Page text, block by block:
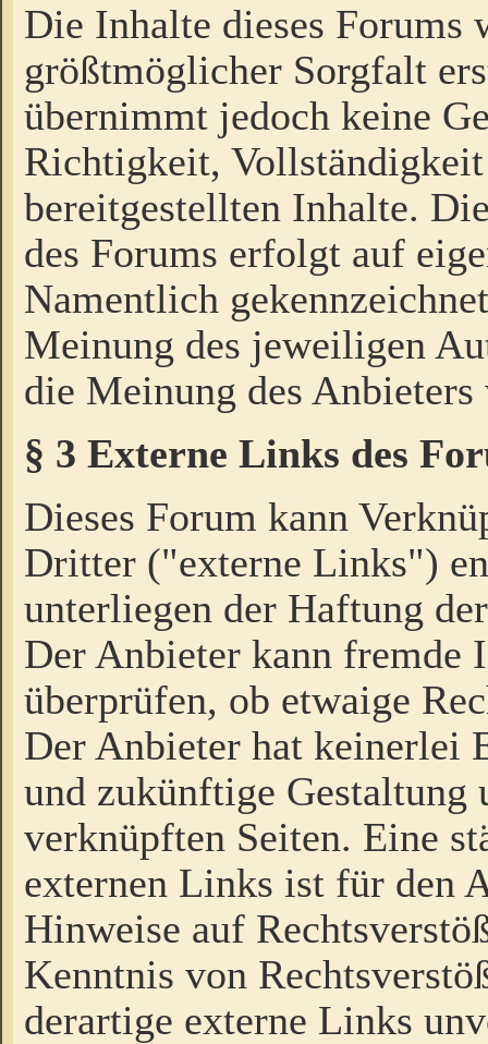
Die Inhalte dieses Forums
größtmöglicher Sorgfalt
übernimmt jedoch keine
Richtigkeit,
bereitgestellten Inhalte.
des Forums erfolgt auf
Namentlich
Meinung des jeweiligen
die Meinung des Anbieters
§ 3 Externe Links des
Dieses Forum kann
Dritter ("externe Links")
unterliegen der Haftung
Der Anbieter kann fremde
überprüfen, ob etwaige
Der Anbieter hat keinerlei
und zukünftige Gestaltung
verknüpften Seiten. Eine
externen Links ist für den
Hinweise auf
Kenntnis von
derartige externe Links